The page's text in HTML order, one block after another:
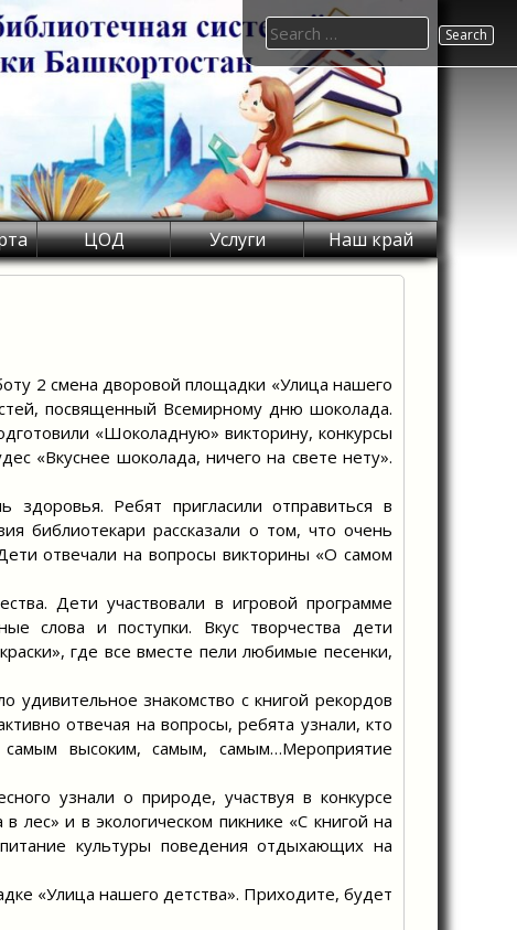
ЦОД Услуги Наш край
Search
for:
2 смена дворовой площадки «Улица нашего
посвященный Всемирному дню шоколада.
«Шоколадную» викторину, конкурсы
«Вкуснее шоколада, ничего на свете нету».
Ребят пригласили отправиться в
библиотекари рассказали о том, что очень
отвечали на вопросы викторины «О самом
Дети участвовали в игровой программе
слова и поступки. Вкус творчества дети
где все вместе пели любимые песенки,
знакомство с книгой рекордов
отвечая на вопросы, ребята узнали, кто
высоким, самым, самым…Мероприятие
узнали о природе, участвуя в конкурсе
лес» и в экологическом пикнике «С книгой на
культуры поведения отдыхающих на
«Улица нашего детства». Приходите, будет